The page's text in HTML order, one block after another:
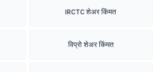
IRCTC शेअर किंमत
विप्रो शेअर किंमत